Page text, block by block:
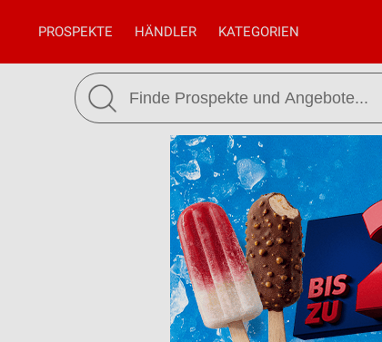
PROSPEKTE HÄNDLER KATEGORIEN